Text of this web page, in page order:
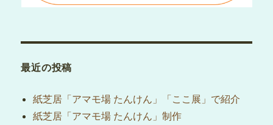
最近の投稿
紙芝居「アマモ場 たんけん」「ここ展」で紹介
紙芝居「アマモ場 たんけん」制作